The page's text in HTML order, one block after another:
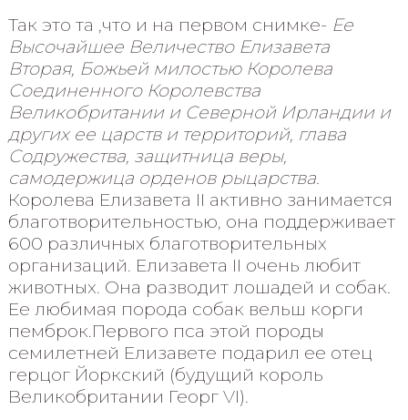
Так это та ,что и на первом снимке- Ее
Высочайшее Величество Елизавета
Вторая, Божьей милостью Королева
Соединенного Королевства
Великобритании и Северной Ирландии и
других ее царств и территорий, глава
Содружества, защитница веры,
самодержица орденов рыцарства.
Королева Елизавета II активно занимается
благотворительностью, она поддерживает
600 различных благотворительных
организаций. Елизавета II очень любит
животных. Она разводит лошадей и собак.
Ее любимая порода собак вельш корги
пемброк.Первого пса этой породы
семилетней Елизавете подарил ее отец
герцог Йоркский (будущий король
Великобритании Георг VI).